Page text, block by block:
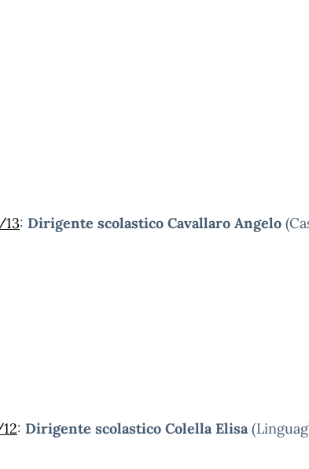
13: Dirigente scolastico Cavallaro Angelo
: Dirigente scolastico Colella Elisa